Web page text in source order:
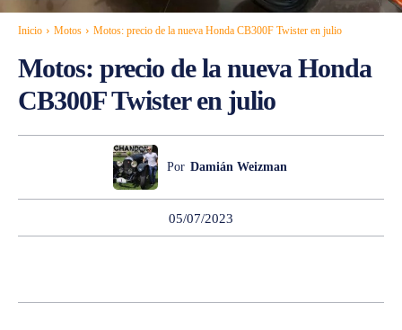
Inicio Motos Motos: precio de la nueva Honda CB300F Twister en julio
Motos: precio de la nueva Honda
CB300F Twister en julio
Por Damián Weizman
05/07/2023